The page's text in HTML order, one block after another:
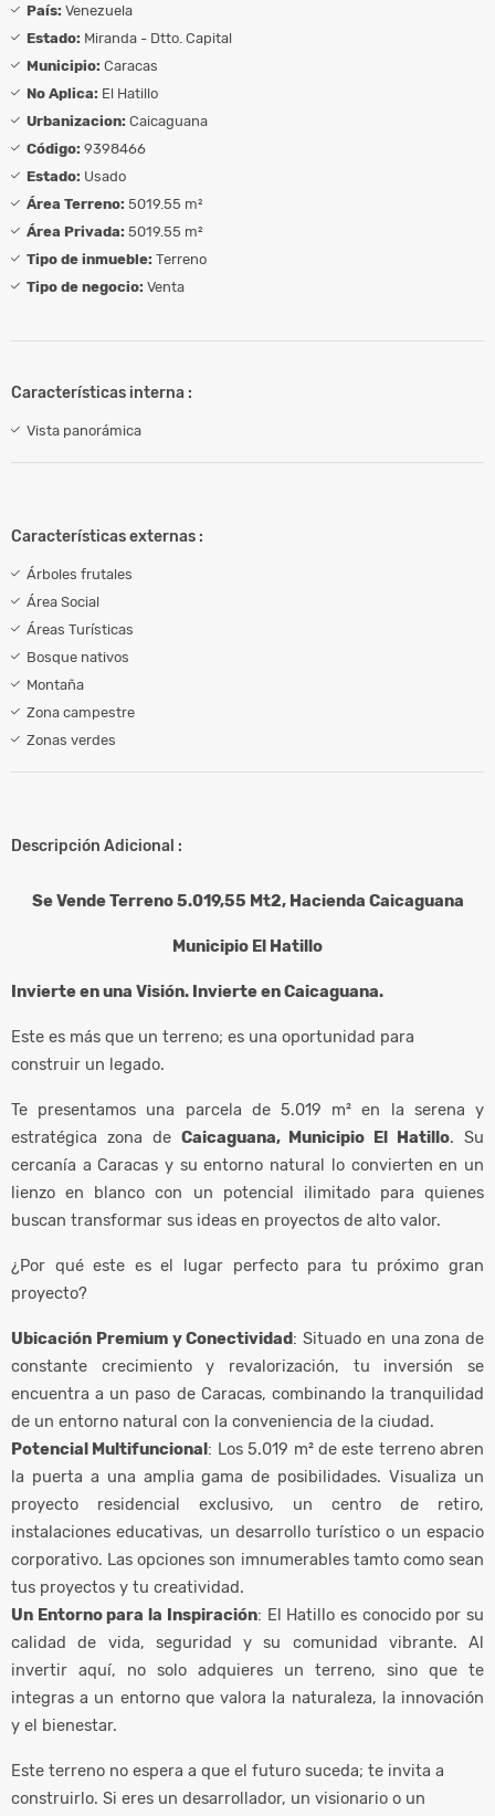
País: Venezuela
Estado: Miranda - Dtto. Capital
Municipio: Caracas
No Aplica: El Hatillo
Urbanizacion: Caicaguana
Código: 9398466
Estado: Usado
Área Terreno: 5019.55 m²
Área Privada: 5019.55 m²
Tipo de inmueble: Terreno
Tipo de negocio: Venta
Características interna :
Vista panorámica
Características externas :
Árboles frutales
Área Social
Áreas Turísticas
Bosque nativos
Montaña
Zona campestre
Zonas verdes
Descripción Adicional :
Se Vende Terreno 5.019,55 Mt2, Hacienda Caicaguana
Municipio El Hatillo
Invierte en una Visión. Invierte en Caicaguana.
Este es más que un terreno; es una oportunidad para
construir un legado.
Te presentamos una parcela de 5.019 m² en la serena y
estratégica zona de Caicaguana, Municipio El Hatillo. Su
cercanía a Caracas y su entorno natural lo convierten en un
lienzo en blanco con un potencial ilimitado para quienes
buscan transformar sus ideas en proyectos de alto valor.
¿Por qué este es el lugar perfecto para tu próximo gran
proyecto?
Ubicación Premium y Conectividad: Situado en una zona de
constante crecimiento y revalorización, tu inversión se
encuentra a un paso de Caracas, combinando la tranquilidad
de un entorno natural con la conveniencia de la ciudad.
Potencial Multifuncional: Los 5.019 m² de este terreno abren
la puerta a una amplia gama de posibilidades. Visualiza un
proyecto residencial exclusivo, un centro de retiro,
instalaciones educativas, un desarrollo turístico o un espacio
corporativo. Las opciones son imnumerables tamto como sean
tus proyectos y tu creatividad.
Un Entorno para la Inspiración: El Hatillo es conocido por su
calidad de vida, seguridad y su comunidad vibrante. Al
invertir aquí, no solo adquieres un terreno, sino que te
integras a un entorno que valora la naturaleza, la innovación
y el bienestar.
Este terreno no espera a que el futuro suceda; te invita a
construirlo. Si eres un desarrollador, un visionario o un